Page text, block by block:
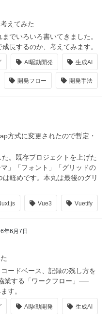
えてみた
でいろいろ書いてきました。
長するのか、考えてみます。
AI駆動開発 生成AI
開発フロー 開発手法
方式に変更されたので暫定・
。既存プロジェクトを上げた
」「フォント」「グリッドの
軽めです。本丸は最後のグリ
Vue3 Vuetify
年6月7日
ードベース、記録の残し方を
業する「ワークフロー」──
す。
AI駆動開発 生成AI